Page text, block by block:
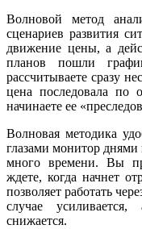
Волновой метод
сценариев развития
движение цены, а
планов пошли
рассчитываете сразу
цена последовала по
начинаете ее
Волновая методика
глазами монитор
много времени. Вы
ждете, когда начнет
позволяет работать
случае
снижается.